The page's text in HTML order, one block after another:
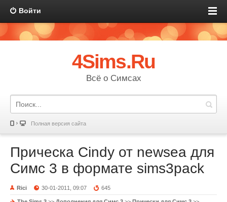
Войти
4Sims.Ru
Всё о Симсах
Полная версия сайта
Прическа Cindy от newsea для
Симс 3 в формате sims3pack
Rici 30-01-2011, 09:07 645